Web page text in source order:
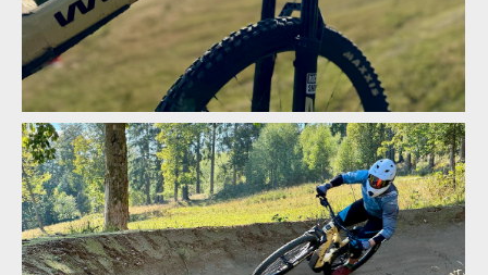
IMG 86
IMG 86